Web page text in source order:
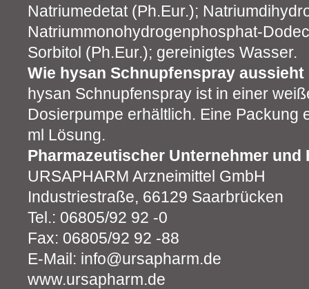
Natriumedetat (Ph.Eur.);
Natriummonohydrogenphosphat-
Sorbitol (Ph.Eur.); gereinigtes Wasser.
Wie hysan Schnupfenspray
hysan Schnupfenspray ist in einer
Dosierpumpe erhältlich. Eine Packung
ml Lösung.
Pharmazeutischer Unternehmer und
URSAPHARM Arzneimittel GmbH
Industriestraße, 66129 Saarbrücken
Tel.: 06805/92 92 -0
Fax: 06805/92 92 -88
E-Mail: info@ursapharm.de
www.ursapharm.de